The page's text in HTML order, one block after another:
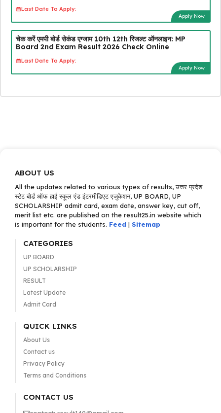
Last Date To Apply:
Apply Now
चेक करें एमपी बोर्ड सेकंड एग्जाम 10th 12th रिजल्ट ऑनलाइन: MP
Board 2nd Exam Result 2026 Check Online
Last Date To Apply:
Apply Now
ABOUT US
All the updates related to various types of results, उत्तर प्रदेश
स्टेट बोर्ड ऑफ हाई स्कूल एंड इंटरमीडिएट एजुकेशन, UP BOARD, UP
SCHOLARSHIP admit card, exam date, answer key, cut off,
merit list etc. are published on the result25.in website which
is important for the students. Feed | Sitemap
CATEGORIES
UP BOARD
UP SCHOLARSHIP
RESULT
Latest Update
Admit Card
QUICK LINKS
About Us
Contact us
Privacy Policy
Terms and Conditions
CONTACT US